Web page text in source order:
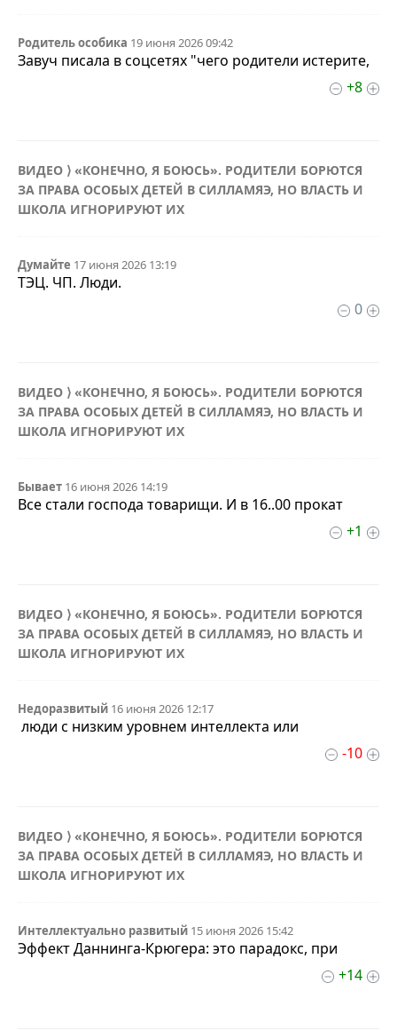
Родитель особика 19 июня 2026 09:42
Завуч писала в соцсетях "чего родители истерите,
+8
ВИДЕО ⟩ «КОНЕЧНО, Я БОЮСЬ». РОДИТЕЛИ БОРЮТСЯ
ЗА ПРАВА ОСОБЫХ ДЕТЕЙ В СИЛЛАМЯЭ, НО ВЛАСТЬ И
ШКОЛА ИГНОРИРУЮТ ИХ
Думайте 17 июня 2026 13:19
ТЭЦ. ЧП. Люди.
0
ВИДЕО ⟩ «КОНЕЧНО, Я БОЮСЬ». РОДИТЕЛИ БОРЮТСЯ
ЗА ПРАВА ОСОБЫХ ДЕТЕЙ В СИЛЛАМЯЭ, НО ВЛАСТЬ И
ШКОЛА ИГНОРИРУЮТ ИХ
Бывает 16 июня 2026 14:19
Все стали господа товарищи. И в 16..00 прокат
+1
ВИДЕО ⟩ «КОНЕЧНО, Я БОЮСЬ». РОДИТЕЛИ БОРЮТСЯ
ЗА ПРАВА ОСОБЫХ ДЕТЕЙ В СИЛЛАМЯЭ, НО ВЛАСТЬ И
ШКОЛА ИГНОРИРУЮТ ИХ
Недоразвитый 16 июня 2026 12:17
люди с низким уровнем интеллекта или
-10
ВИДЕО ⟩ «КОНЕЧНО, Я БОЮСЬ». РОДИТЕЛИ БОРЮТСЯ
ЗА ПРАВА ОСОБЫХ ДЕТЕЙ В СИЛЛАМЯЭ, НО ВЛАСТЬ И
ШКОЛА ИГНОРИРУЮТ ИХ
Интеллектуально развитый 15 июня 2026 15:42
Эффект Даннинга-Крюгера: это парадокс, при
+14